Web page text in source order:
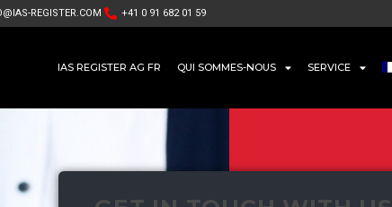
REGISTER.COM +41 0 91 682 01 59
IAS REGISTER AG FR QUI SOMMES-NOUS SERVICE